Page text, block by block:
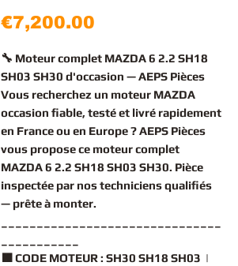
€7,200.00
🔧 Moteur complet MAZDA 6 2.2 SH18
SH03 SH30 d'occasion — AEPS Pièces
Vous recherchez un moteur MAZDA
occasion fiable, testé et livré rapidement
en France ou en Europe ? AEPS Pièces
vous propose ce moteur complet
MAZDA 6 2.2 SH18 SH03 SH30. Pièce
inspectée par nos techniciens qualifiés
— prête à monter.
🟧CODE MOTEUR : SH30 SH18 SH03 |